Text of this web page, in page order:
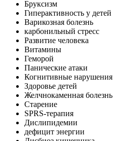
Бруксизм
Гиперактивность у детей
Варикозная болезнь
карбонильный стресс
Развитие человека
Витамины
Геморой
Панические атаки
Когнитивные нарушения
Здоровье детей
Желчнокаменная болезнь
Старение
SPRS-терапия
Дислипидемии
дефицит энергии